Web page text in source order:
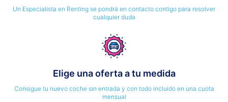
Un Especialista en Renting se pondrá en contacto contigo para resolver
cualquier duda
Elige una oferta a tu medida
Consigue tu nuevo coche sin entrada y con todo incluido en una cuota
mensual